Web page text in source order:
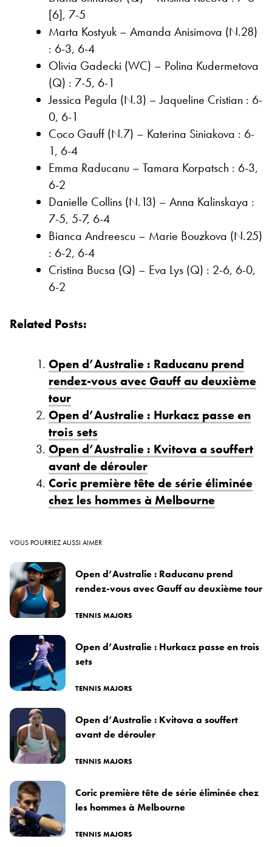
[6], 7-5
Marta Kostyuk – Amanda Anisimova (N.28)
: 6-3, 6-4
Olivia Gadecki (WC) – Polina Kudermetova
(Q) : 7-5, 6-1
Jessica Pegula (N.3) – Jaqueline Cristian : 6-
0, 6-1
Coco Gauff (N.7) – Katerina Siniakova : 6-
1, 6-4
Emma Raducanu – Tamara Korpatsch : 6-3,
6-2
Danielle Collins (N.13) – Anna Kalinskaya :
7-5, 5-7, 6-4
Bianca Andreescu – Marie Bouzkova (N.25)
: 6-2, 6-4
Cristina Bucsa (Q) – Eva Lys (Q) : 2-6, 6-0,
6-2
Related Posts:
Open d’Australie : Raducanu prend
rendez-vous avec Gauff au deuxième
tour
Open d’Australie : Hurkacz passe en
trois sets
Open d’Australie : Kvitova a souffert
avant de dérouler
Coric première tête de série éliminée
chez les hommes à Melbourne
VOUS POURRIEZ AUSSI AIMER
Open d’Australie : Raducanu prend
rendez-vous avec Gauff au deuxième tour
TENNIS MAJORS
Open d’Australie : Hurkacz passe en trois
sets
TENNIS MAJORS
Open d’Australie : Kvitova a souffert
avant de dérouler
TENNIS MAJORS
Coric première tête de série éliminée chez
les hommes à Melbourne
TENNIS MAJORS